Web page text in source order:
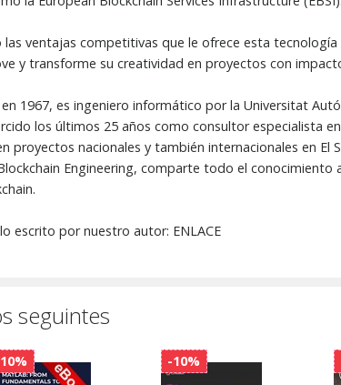
ventajas competitivas que le ofrece esta
y transforme su creatividad en proyectos con
1967, es ingeniero informático por la Universitat
los últimos 25 años como consultor especialista
proyectos nacionales y también internacionales en El
Engineering, comparte todo el
escrito por nuestro autor: ENLACE
seguintes
-10%